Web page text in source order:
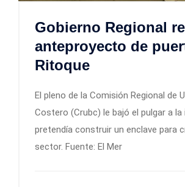
Gobierno Regional
anteproyecto de
Ritoque
El pleno de la Comisión Regional de
Costero (Crubc) le bajó el pulgar a la
pretendía construir un enclave para
sector. Fuente: El Mer